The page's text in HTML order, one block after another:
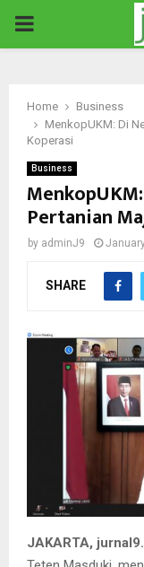
PRIMARY
Home
Business
MenkopUKM: Di
Koperasi
Business
Pertanian
by adminJ9
SHARE
JAKARTA,